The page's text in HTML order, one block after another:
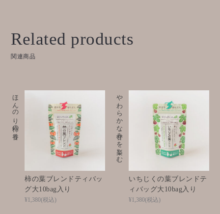
Related products
関連商品
柿の葉ブレンドティバッ
グ大10bag入り
ほんのり柿の香り
¥1,380(税込)
いちじくの葉ブレンドテ
ィバッグ大10bag入り
やわらかな甘みを楽しむ
¥1,380(税込)